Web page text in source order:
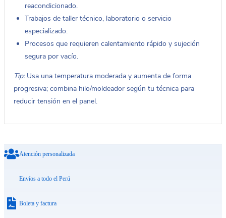
reacondicionado.
Trabajos de taller técnico, laboratorio o servicio
especializado.
Procesos que requieren calentamiento rápido y sujeción
segura por vacío.
Tip:Usa una temperatura moderada y aumenta de forma
progresiva; combina hilo/moldeador según tu técnica para
reducir tensión en el panel.
Atención personalizada
Envíos a todo el Perú
Boleta y factura